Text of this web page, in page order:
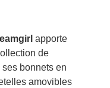
apporte
de
ses bonnets en
amovibles